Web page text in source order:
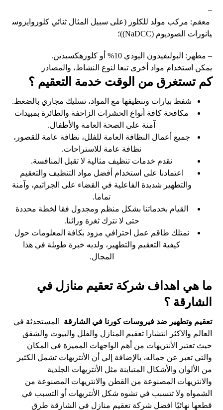
–
معقم: مركب مولد للكلور (على سبيل المثال ثنائي كلوروايزوس
يانورات الصوديوم (NaDCC))؛
– مطهر: البوليفيدون اليودي 10% أو كلورهكسيدين.
يمكن استخدام مواد أخرى تبعا لنوع النشاط، والمصادر
كم تستغرق من الوقت خدمة التعقيم ؟
شفط بيارات وتنظيفها مع المواد، تسليك مجاري بالضغط.
مكافحة كافة أنواع الحشرات الزاحفة والطائرة بمبيدات
آمنة على الصحة العامة والأطفال.
جميع أعمال النظافة العامة للفلل، نظافة عامة للقصور،
نظافة عامة للاستراحات.
نقدم خدمات تنظيف مثالية لا تقبل المنافسة.
اعتمادنا على استخدام أفضل مواد التنظيف والتعقيم
والتطهير شديدة الفاعلية في القضاء على الجراثيم، وآمنة
تماما.
القيام بخدماتنا بشكل منظم ومجدول فقا لخطة محددة
حتى لا نترك ثغرة ورائنا.
نمتلك طاقم عمل احترافي مزود بكافة المعلومات حول
كيفية التعقيم والتطهير، ولديه خبرة طويلة في هذا
المجال.
ما هي اهداف شركة تعقيم منازل في
الشارقة ؟
تعقيم وتطهير ضد فيروسات كورنا في الشارقة
المستحدثة في
العالم والاكثر انتشارا تعقيم المنازل والفلل والبيوت والشقق
حيث تعتبر الأنتريهات من أهم الواجهات المميزة في المكان
والتي تعبر عن جماله، بالإضافة إلي أن الأنتريهات تشمل الكثير
من الألوان والأشكال المتباينة مثل الأنتريهات الجلدية
والانتريهات المصنوعة من القطن والانتريهات المصنوعة من
الشمواه ولا تتسبب في تشوه شكل الأنتريهات أو التسبب في
قطعها نهائيًا افضل شركة تعقيم منازل في الشارقة طرق